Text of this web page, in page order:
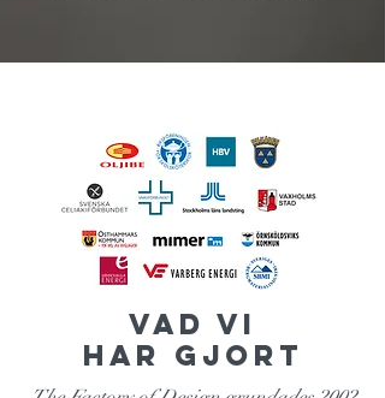
Vad vi
har gjort